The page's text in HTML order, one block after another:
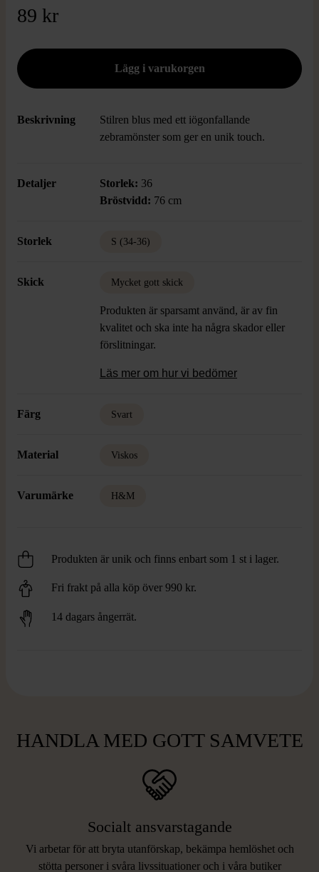
89 kr
Beskrivning
Stilren blus med ett iögonfallande
zebramönster som ger en unik touch.
Detaljer Storlek: 36
Bröstvidd: 76 cm
Storlek S (34-36)
Skick Mycket gott skick
Produkten är sparsamt använd, är av fin
kvalitet och ska inte ha några skador eller
förslitningar.
Läs mer om hur vi bedömer
Färg Svart
Material Viskos
Varumärke H&M
Produkten är unik och finns enbart som 1 st i lager.
Fri frakt på alla köp över 990 kr.
14 dagars ångerrät.
HANDLA MED GOTT SAMVETE
Socialt ansvarstagande
Vi arbetar för att bryta utanförskap, bekämpa hemlöshet och
stötta personer i svåra livssituationer och i våra butiker